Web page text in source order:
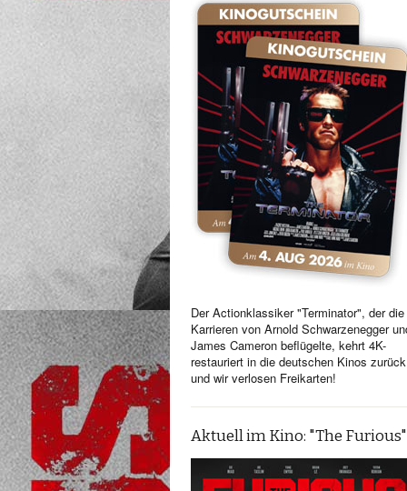
Der Actionklassiker "Terminator", der die
Karrieren von Arnold Schwarzenegger
James Cameron beflügelte, kehrt 4K-
restauriert in die deutschen Kinos zurück
und wir verlosen Freikarten!
Aktuell im Kino: "The Furious"